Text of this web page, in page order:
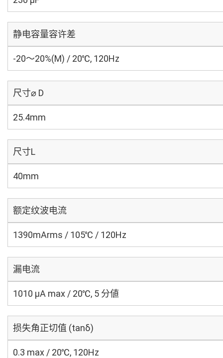
静电容量容许差
-20～20%(M) / 20℃, 120Hz
尺寸⌀ D
25.4mm
尺寸L
40mm
额定纹波电流
1390mArms / 105℃ / 120Hz
漏电流
1010 μA max / 20℃, 5 分値
损失角正切值 (tanδ)
0.3 max / 20℃, 120Hz